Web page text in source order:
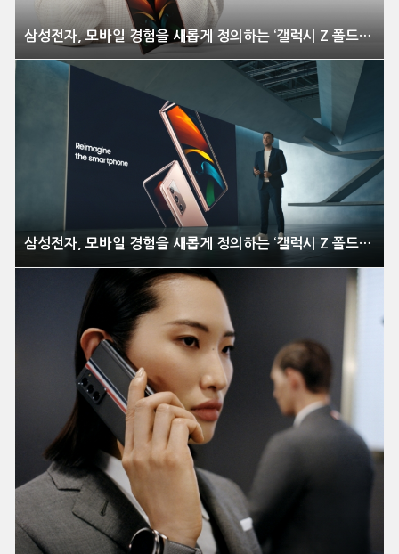
삼성전자, 모바일 경험을 새롭게 정의하는 ‘갤럭시 Z 폴드2’ 전격 공개
삼성전자, 모바일 경험을 새롭게 정의하는 ‘갤럭시 Z 폴드2’ 전격 공개